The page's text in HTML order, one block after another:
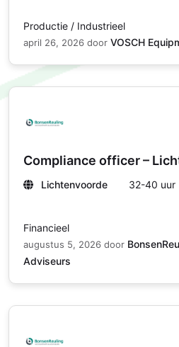
Productie / Industrieel
april 26, 2026 door VOSCH
Compliance officer –
Lichtenvoorde 32-40 uur
Financieel
augustus 5, 2026 door
Adviseurs